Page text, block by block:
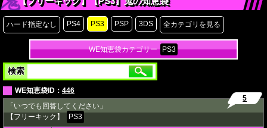
ハード指定なし PS4 PS3 PSP 3DS 全カテゴリを見る
WE知恵袋カテゴリー PS3
検索
WE知恵袋ID： 446
「いつでも回答してください」
【フリーキック】
PS3
5